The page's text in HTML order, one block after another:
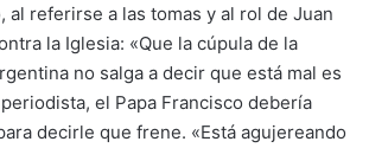
al referirse a las tomas y al rol de Juan
la Iglesia: «Que la cúpula de la
no salga a decir que está mal es
el Papa Francisco debería
decirle que frene. «Está agujereando